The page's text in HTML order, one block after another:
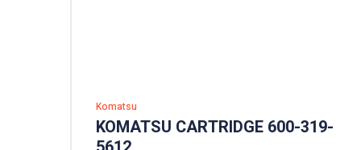
Komatsu
KOMATSU CARTRIDGE 600-319-